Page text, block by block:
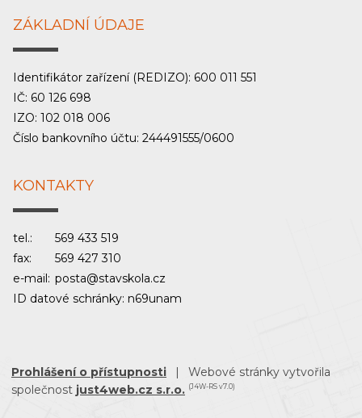
ZÁKLADNÍ ÚDAJE
Identifikátor zařízení (REDIZO): 600 011 551
IČ: 60 126 698
IZO: 102 018 006
Číslo bankovního účtu: 244491555/0600
KONTAKTY
tel.:
569 433 519
fax:
569 427 310
e-mail: posta@stavskola.cz
ID datové schránky: n69unam
Prohlášení o přístupnosti |
Webové stránky vytvořila
společnost just4web.cz s.r.o. (J4W-RS v7.0)